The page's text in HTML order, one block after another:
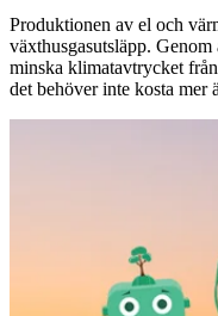
Produktionen av el och
växthusgasutsläpp.
minska klimatavtrycket
det behöver inte kosta mer